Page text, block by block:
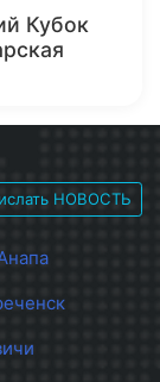
Кубок
НОВОСТЬ